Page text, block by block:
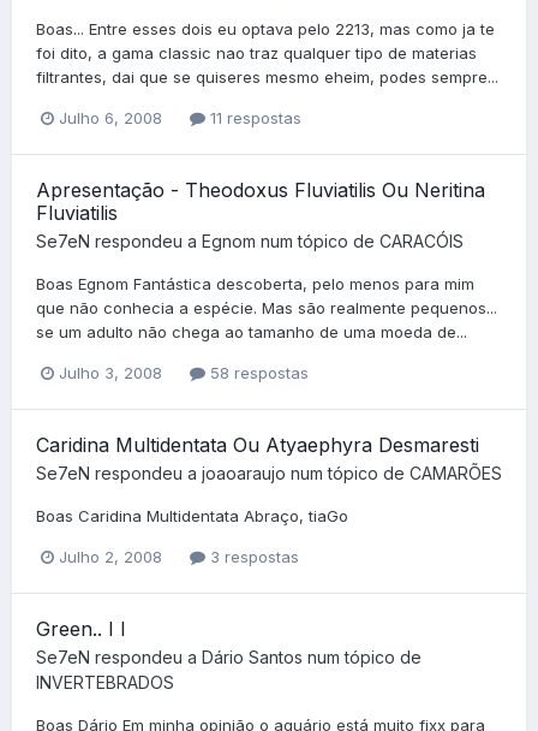
Boas... Entre esses dois eu optava pelo 2213, mas como ja te
foi dito, a gama classic nao traz qualquer tipo de materias
filtrantes, dai que se quiseres mesmo eheim, podes sempre...
Julho 6, 2008 11 respostas
Apresentação - Theodoxus Fluviatilis Ou Neritina
Fluviatilis
Se7eN respondeu a Egnom num tópico de CARACÓIS
Boas Egnom Fantástica descoberta, pelo menos para mim
que não conhecia a espécie. Mas são realmente pequenos...
se um adulto não chega ao tamanho de uma moeda de...
Julho 3, 2008 58 respostas
Caridina Multidentata Ou Atyaephyra Desmaresti
Se7eN respondeu a joaoaraujo num tópico de CAMARÕES
Boas Caridina Multidentata Abraço, tiaGo
Julho 2, 2008 3 respostas
Green.. I I
Se7eN respondeu a Dário Santos num tópico de
INVERTEBRADOS
Boas Dário Em minha opinião o aquário está muito fixx para